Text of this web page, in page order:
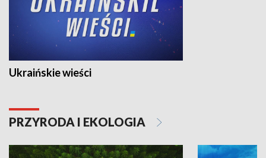
Ukraińskie wieści
PRZYRODA I EKOLOGIA